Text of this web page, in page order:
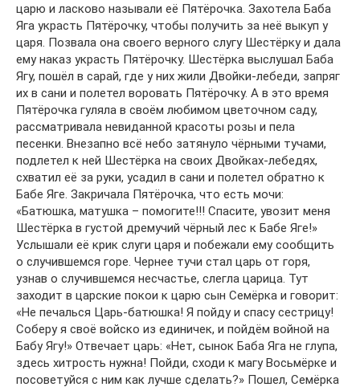
царю и ласково называли её Пятёрочка. Захотела Баба
Яга украсть Пятёрочку, чтобы получить за неё выкуп у
царя. Позвала она своего верного слугу Шестёрку и дала
ему наказ украсть Пятёрочку. Шестёрка выслушал Баба
Ягу, пошёл в сарай, где у них жили Двойки-лебеди, запряг
их в сани и полетел воровать Пятёрочку. А в это время
Пятёрочка гуляла в своём любимом цветочном саду,
рассматривала невиданной красоты розы и пела
песенки. Внезапно всё небо затянуло чёрными тучами,
подлетел к ней Шестёрка на своих Двойках-лебедях,
схватил её за руки, усадил в сани и полетел обратно к
Бабе Яге. Закричала Пятёрочка, что есть мочи:
«Батюшка, матушка – помогите!!! Спасите, увозит меня
Шестёрка в густой дремучий чёрный лес к Бабе Яге!»
Услышали её крик слуги царя и побежали ему сообщить
о случившемся горе. Чернее тучи стал царь от горя,
узнав о случившемся несчастье, слегла царица. Тут
заходит в царские покои к царю сын Семёрка и говорит:
«Не печалься Царь-батюшка! Я пойду и спасу сестрицу!
Соберу я своё войско из единичек, и пойдём войной на
Бабу Ягу!» Отвечает царь: «Нет, сынок Баба Яга не глупа,
здесь хитрость нужна! Пойди, сходи к магу Восьмёрке и
посоветуйся с ним как лучше сделать?» Пошел, Семёрка